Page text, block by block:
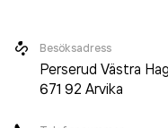
Besöksadress
Perserud Västra
671 92 Arvika